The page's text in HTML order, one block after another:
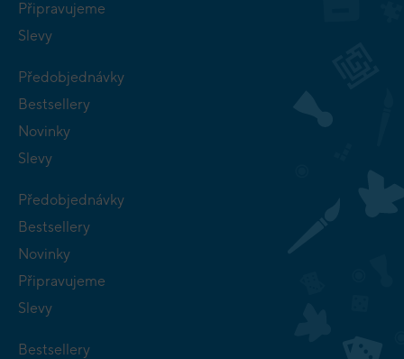
Připravujeme
Slevy
Předobjednávky
Bestsellery
Novinky
Slevy
Předobjednávky
Bestsellery
Novinky
Připravujeme
Slevy
Bestsellery